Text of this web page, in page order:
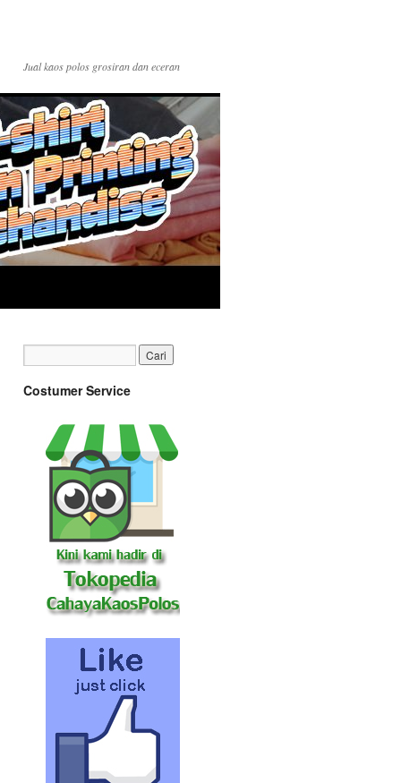
Jual kaos polos grosiran dan eceran
Costumer Service